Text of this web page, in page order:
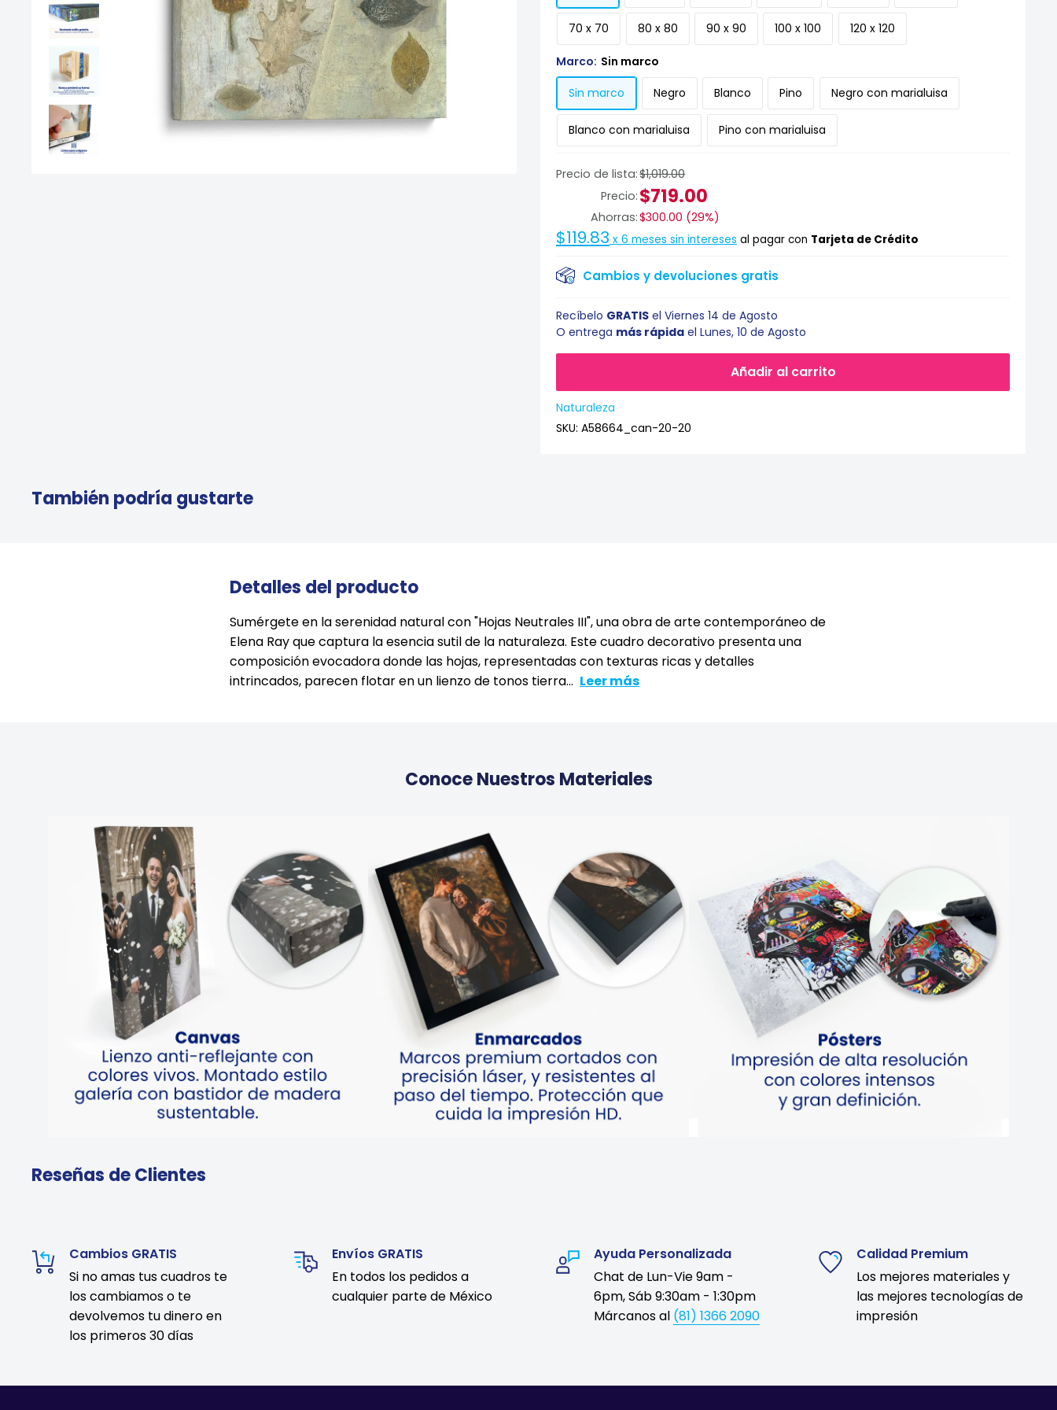
Precio de lista:$1,019.00
Precio: $719.00
Ahorras:$300.00 (29%)
$119.83 x 6 meses sin intereses al pagar con Tarjeta de Crédito
Cambios y devoluciones gratis
70 x 70 80 x 80 90 x 90 100 x 100 120 x 120
Marco: Sin marco
Sin marco Negro Blanco Pino Negro con marialuisa
Blanco con marialuisa Pino con marialuisa
Añadir al carrito
Recíbelo GRATIS el Viernes 14 de Agosto
O entrega más rápida el Lunes, 10 de Agosto
Naturaleza
SKU: A58664_can-20-20
También podría gustarte
Detalles del producto
Sumérgete en la serenidad natural con "Hojas Neutrales III", una obra de arte contemporáneo de
Elena Ray que captura la esencia sutil de la naturaleza. Este cuadro decorativo presenta una
composición evocadora donde las hojas, representadas con texturas ricas y detalles
intrincados, parecen flotar en un lienzo de tonos tierra... Leer más
Conoce Nuestros Materiales
Reseñas de Clientes
Cambios GRATIS
Si no amas tus cuadros te
los cambiamos o te
devolvemos tu dinero en
los primeros 30 días
Envíos GRATIS
En todos los pedidos a
cualquier parte de México
Ayuda Personalizada
Chat de Lun-Vie 9am -
6pm, Sáb 9:30am - 1:30pm
Márcanos al (81) 1366 2090
Calidad Premium
Los mejores materiales y
las mejores tecnologías de
impresión